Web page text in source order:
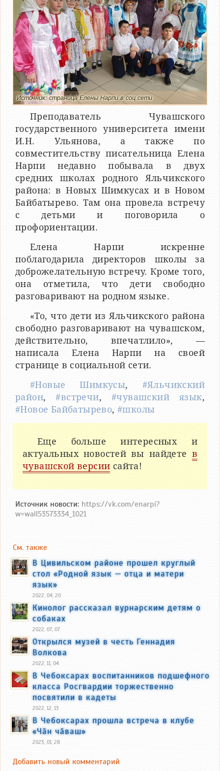
Источник: страница Елены Нарпи в соц.сети
Преподаватель Чувашского
государственного университета имени
И.Н. Ульянова, а также по
совместительству писательница Елена
Нарпи недавно побывала в двух
средних школах родного Яльчикского
района: в Новых Шимкусах и в Новом
Байбатырево. Там она провела встречу
с детьми и поговорила о
профориентации.
Елена Нарпи искренне
поблагодарила директоров школы за
доброжелательную встречу. Кроме того,
она отметила, что дети свободно
разговаривают на родном языке.
«То, что дети из Яльчикского района
свободно разговаривают на чувашском,
действительно, впечатлило», —
написала Елена Нарпи на своей
странице в социальной сети.
#Новые Шимкусы, #Яльчикский
район,#встречи, #чувашский язык,
#Новое Байбатырево,#школы
Еще больше интересных и
актуальных новостей вы найдете в
чувашской версии сайта!
Источник новости: https://vk.com/enarpi?
w=wall53573334_1021
См. также
В Цивильском районе прошел круглый
стол «Родной язык — отца и матери
язык»
2022, 04, 20
Кинолог рассказал вурнарским детям о
собаках
2022, 07, 07
Открылся музей в честь Геннадия
Волкова
2022, 11, 04
В Чебоксарах воспитанников подшефного
класса Росгвардии торжественно
посвятили в кадеты
2022, 12, 13
В Чебоксарах прошла встреча в клубе
«Чӑн чӑваш»
2023, 01, 28
Добавить новый комментарий